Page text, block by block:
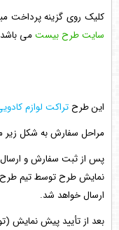
کلیک روی گزینه پرداخت
سایت طرح بیستمی
این طرحتراکت لوازم
مراحل سفارش به شکل زیر
پس از ثبت سفارش و ارسال
نمایش طرح توسط تیم طرح
ارسال خواهد شد.
بعد از تأیید پیش نمایش